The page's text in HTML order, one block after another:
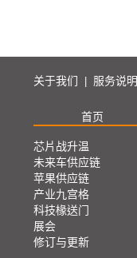
关于我们 服务说明
首页
芯片战升温
未来车供应链
苹果供应链
产业九宫格
科技椽送门
展会
修订与更新